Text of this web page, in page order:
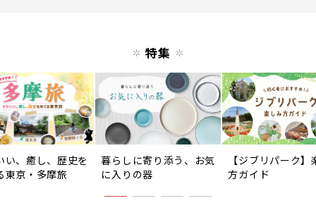
特集
い、癒し、歴史を
東京・多摩旅
暮らしに寄り添う、お気
に入りの器
【ジブリパーク】
方ガイド